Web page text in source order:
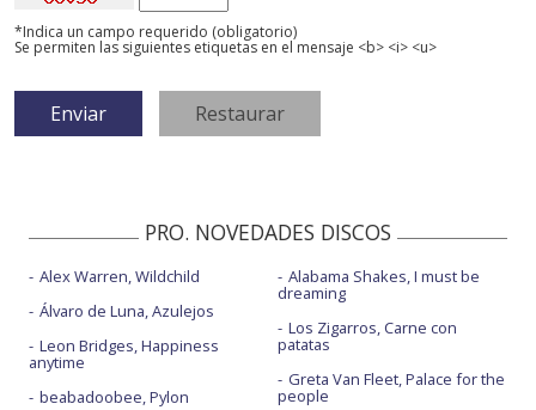
*Indica un campo requerido (obligatorio)
Se permiten las siguientes etiquetas en el mensaje <b> <i> <u>
PRO. NOVEDADES DISCOS
Alex Warren, Wildchild
Álvaro de Luna, Azulejos
Leon Bridges, Happiness
anytime
beabadoobee, Pylon
Alabama Shakes, I must be
dreaming
Los Zigarros, Carne con
patatas
Greta Van Fleet, Palace for the
people